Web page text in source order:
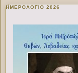
ΗΜΕΡΟΛΟΓΙΟ 2026